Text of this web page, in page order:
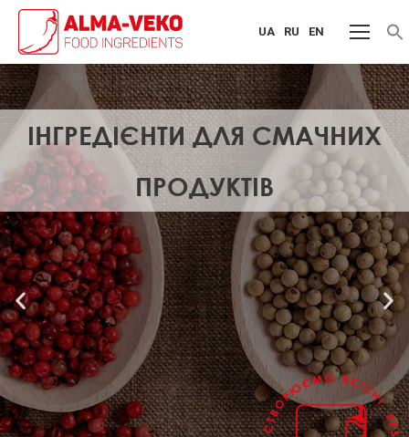
UA RU EN
ІНГРЕДІЄНТИ ДЛЯ СМАЧНИХ
ПРОДУКТІВ